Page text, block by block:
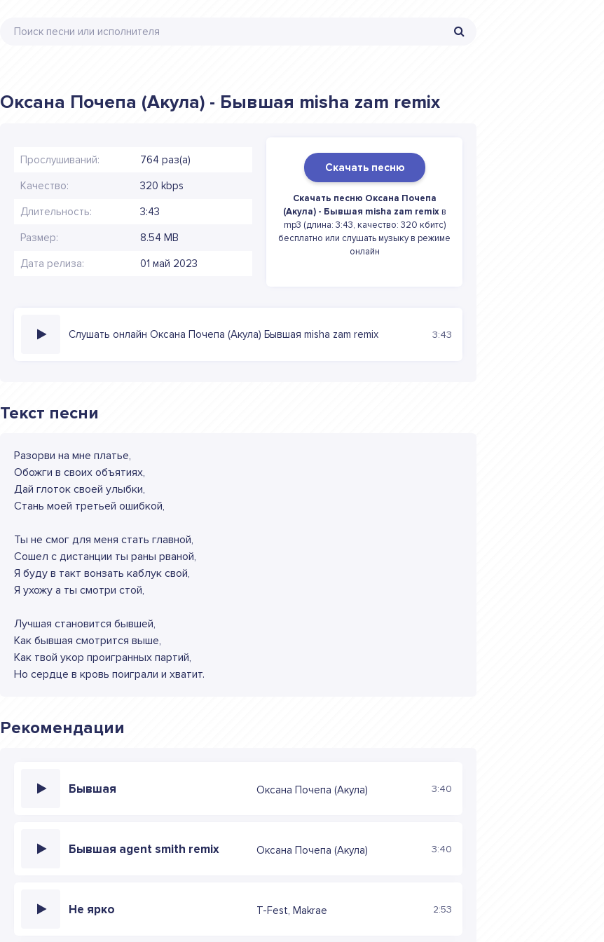
Оксана Почепа (Акула) - Бывшая misha zam remix
Прослушиваний: 764 раз(а)
Качество: 320 kbps
Длительность: 3:43
Размер: 8.54 MB
Дата релиза: 01 май 2023
Скачать песню
Скачать песню Оксана Почепа
(Акула) - Бывшая misha zam remixв
mp3 (длина: 3:43, качество: 320 кбитс)
бесплатно или слушать музыку в режиме
онлайн
Слушать онлайн Оксана Почепа (Акула) Бывшая misha zam remix 3:43
Текст песни
Разорви на мне платье,
Обожги в своих объятиях,
Дай глоток своей улыбки,
Стань моей третьей ошибкой,
Ты не смог для меня стать главной,
Сошел с дистанции ты раны рваной,
Я буду в такт вонзать каблук свой,
Я ухожу а ты смотри стой,
Лучшая становится бывшей,
Как бывшая смотрится выше,
Как твой укор проигранных партий,
Но сердце в кровь поиграли и хватит.
Рекомендации
Бывшая Оксана Почепа (Акула) 3:40
Бывшая agent smith remix Оксана Почепа (Акула) 3:40
Не ярко T-Fest, Makrae 2:53